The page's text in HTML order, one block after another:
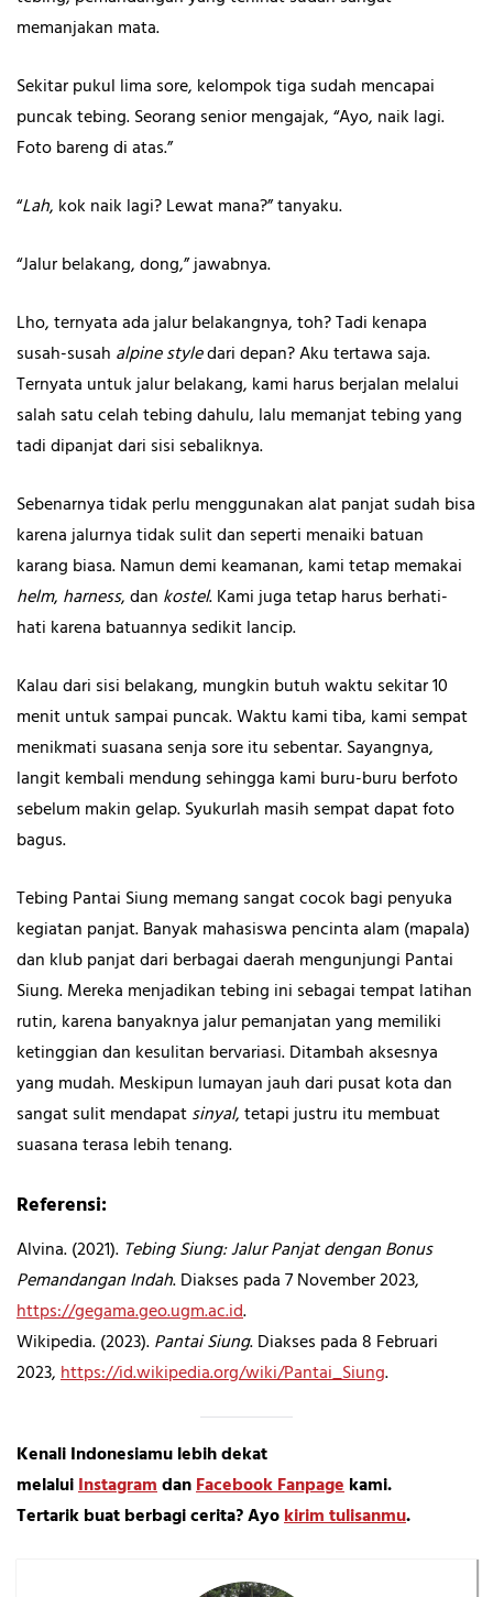
memanjakan mata.
Sekitar pukul lima sore, kelompok tiga sudah mencapai
puncak tebing. Seorang senior mengajak, “Ayo, naik lagi.
Foto bareng di atas.”
“Lah, kok naik lagi? Lewat mana?” tanyaku.
“Jalur belakang, dong,” jawabnya.
Lho, ternyata ada jalur belakangnya, toh? Tadi kenapa
susah-susah alpine styledari depan? Aku tertawa saja.
Ternyata untuk jalur belakang, kami harus berjalan melalui
salah satu celah tebing dahulu, lalu memanjat tebing yang
tadi dipanjat dari sisi sebaliknya.
Sebenarnya tidak perlu menggunakan alat panjat sudah bisa
karena jalurnya tidak sulit dan seperti menaiki batuan
karang biasa. Namun demi keamanan, kami tetap memakai
helm, harness, dan kostel. Kami juga tetap harus berhati-
hati karena batuannya sedikit lancip.
Kalau dari sisi belakang, mungkin butuh waktu sekitar 10
menit untuk sampai puncak. Waktu kami tiba, kami sempat
menikmati suasana senja sore itu sebentar. Sayangnya,
langit kembali mendung sehingga kami buru-buru berfoto
sebelum makin gelap. Syukurlah masih sempat dapat foto
bagus.
Tebing Pantai Siung memang sangat cocok bagi penyuka
kegiatan panjat. Banyak mahasiswa pencinta alam (mapala)
dan klub panjat dari berbagai daerah mengunjungi Pantai
Siung. Mereka menjadikan tebing ini sebagai tempat latihan
rutin, karena banyaknya jalur pemanjatan yang memiliki
ketinggian dan kesulitan bervariasi. Ditambah aksesnya
yang mudah. Meskipun lumayan jauh dari pusat kota dan
sangat sulit mendapatsinyal, tetapi justru itu membuat
suasana terasa lebih tenang.
Referensi:
Alvina. (2021). Tebing Siung: Jalur Panjat dengan Bonus
Pemandangan Indah. Diakses pada 7 November 2023,
https://gegama.geo.ugm.ac.id.
Wikipedia. (2023).Pantai Siung. Diakses pada 8 Februari
2023,https://id.wikipedia.org/wiki/Pantai_Siung.
Kenali Indonesiamu lebih dekat
melaluiInstagramdanFacebook Fanpagekami.
Tertarik buat berbagi cerita? Ayokirim tulisanmu.